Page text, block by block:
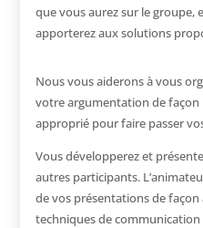
que vous aurez sur le groupe,
apporterez aux solutions
Nous vous aiderons à vous
votre argumentation de façon
approprié pour faire passer
Vous développerez et
autres participants.
de vos présentations de
techniques de